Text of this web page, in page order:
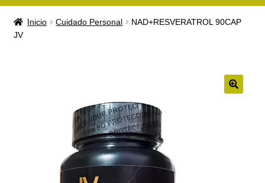
Inicio
Carrito de compras
Nuestro Blog
Inicio Cuidado Personal
NAD+RESVERATROL 90CAP
JV